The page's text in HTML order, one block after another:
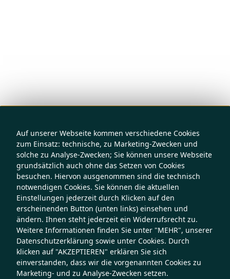
Auf unserer Webseite kommen verschiedene Cookies
zum Einsatz: technische, zu Marketing-Zwecken und
solche zu Analyse-Zwecken; Sie können unsere Webseite
grundsätzlich auch ohne das Setzen von Cookies
besuchen. Hiervon ausgenommen sind die technisch
notwendigen Cookies. Sie können die aktuellen
Einstellungen jederzeit durch Klicken auf den
erscheinenden Button (unten links) einsehen und
ändern. Ihnen steht jederzeit ein Widerrufsrecht zu.
Weitere Informationen finden Sie unter "MEHR", unserer
Datenschutzerklärung sowie unter Cookies. Durch
klicken auf "AKZEPTIEREN" erklären Sie sich
einverstanden, dass wir die vorgenannten Cookies zu
Marketing- und zu Analyse-Zwecken setzen.